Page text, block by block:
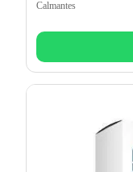
Calmantes